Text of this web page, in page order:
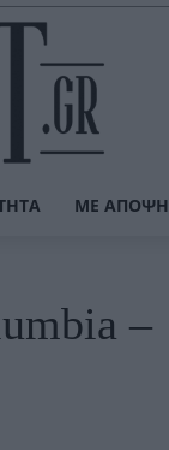
ΜΕ ΆΠΟΨΗ
–